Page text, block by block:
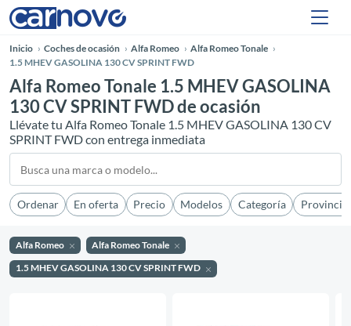
Inicio Coches de ocasión Alfa Romeo
Alfa Romeo Tonale
1.5 MHEV GASOLINA 130 CV SPRINT FWD
Alfa Romeo Tonale 1.5 MHEV GASOLINA
130 CV SPRINT FWD de ocasión
Llévate tu Alfa Romeo Tonale 1.5 MHEV GASOLINA 130 CV
SPRINT FWD con entrega inmediata
Ordenar En oferta Precio Modelos Categoría Provincia
Alfa Romeo
Alfa Romeo Tonale
1.5 MHEV GASOLINA 130 CV SPRINT FWD